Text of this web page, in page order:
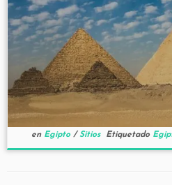
en Egipto / Sitios Etiquetado